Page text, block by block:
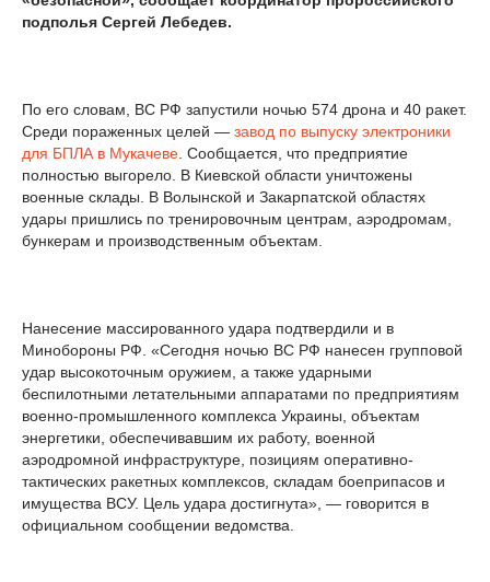
подполья Сергей Лебедев.
По его словам, ВС РФ запустили ночью 574 дрона и 40 ракет.
Среди пораженных целей — завод по выпуску электроники
для БПЛА в Мукачеве . Сообщается, что предприятие
полностью выгорело. В Киевской области уничтожены
военные склады. В Волынской и Закарпатской областях
удары пришлись по тренировочным центрам, аэродромам,
бункерам и производственным объектам.
Нанесение массированного удара подтвердили и в
Минобороны РФ. «Сегодня ночью ВС РФ нанесен групповой
удар высокоточным оружием, а также ударными
беспилотными летательными аппаратами по предприятиям
военно-промышленного комплекса Украины, объектам
энергетики, обеспечивавшим их работу, военной
аэродромной инфраструктуре, позициям оперативно-
тактических ракетных комплексов, складам боеприпасов и
имущества ВСУ. Цель удара достигнута», — говорится в
официальном сообщении ведомства.